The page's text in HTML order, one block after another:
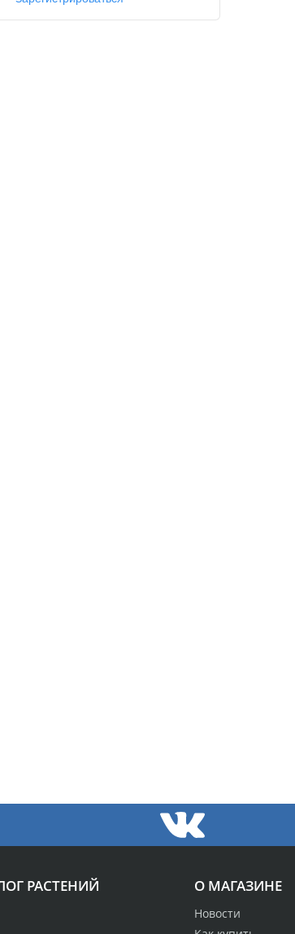
О МАГАЗИНЕ
Новости
РАСТЕНИЙ